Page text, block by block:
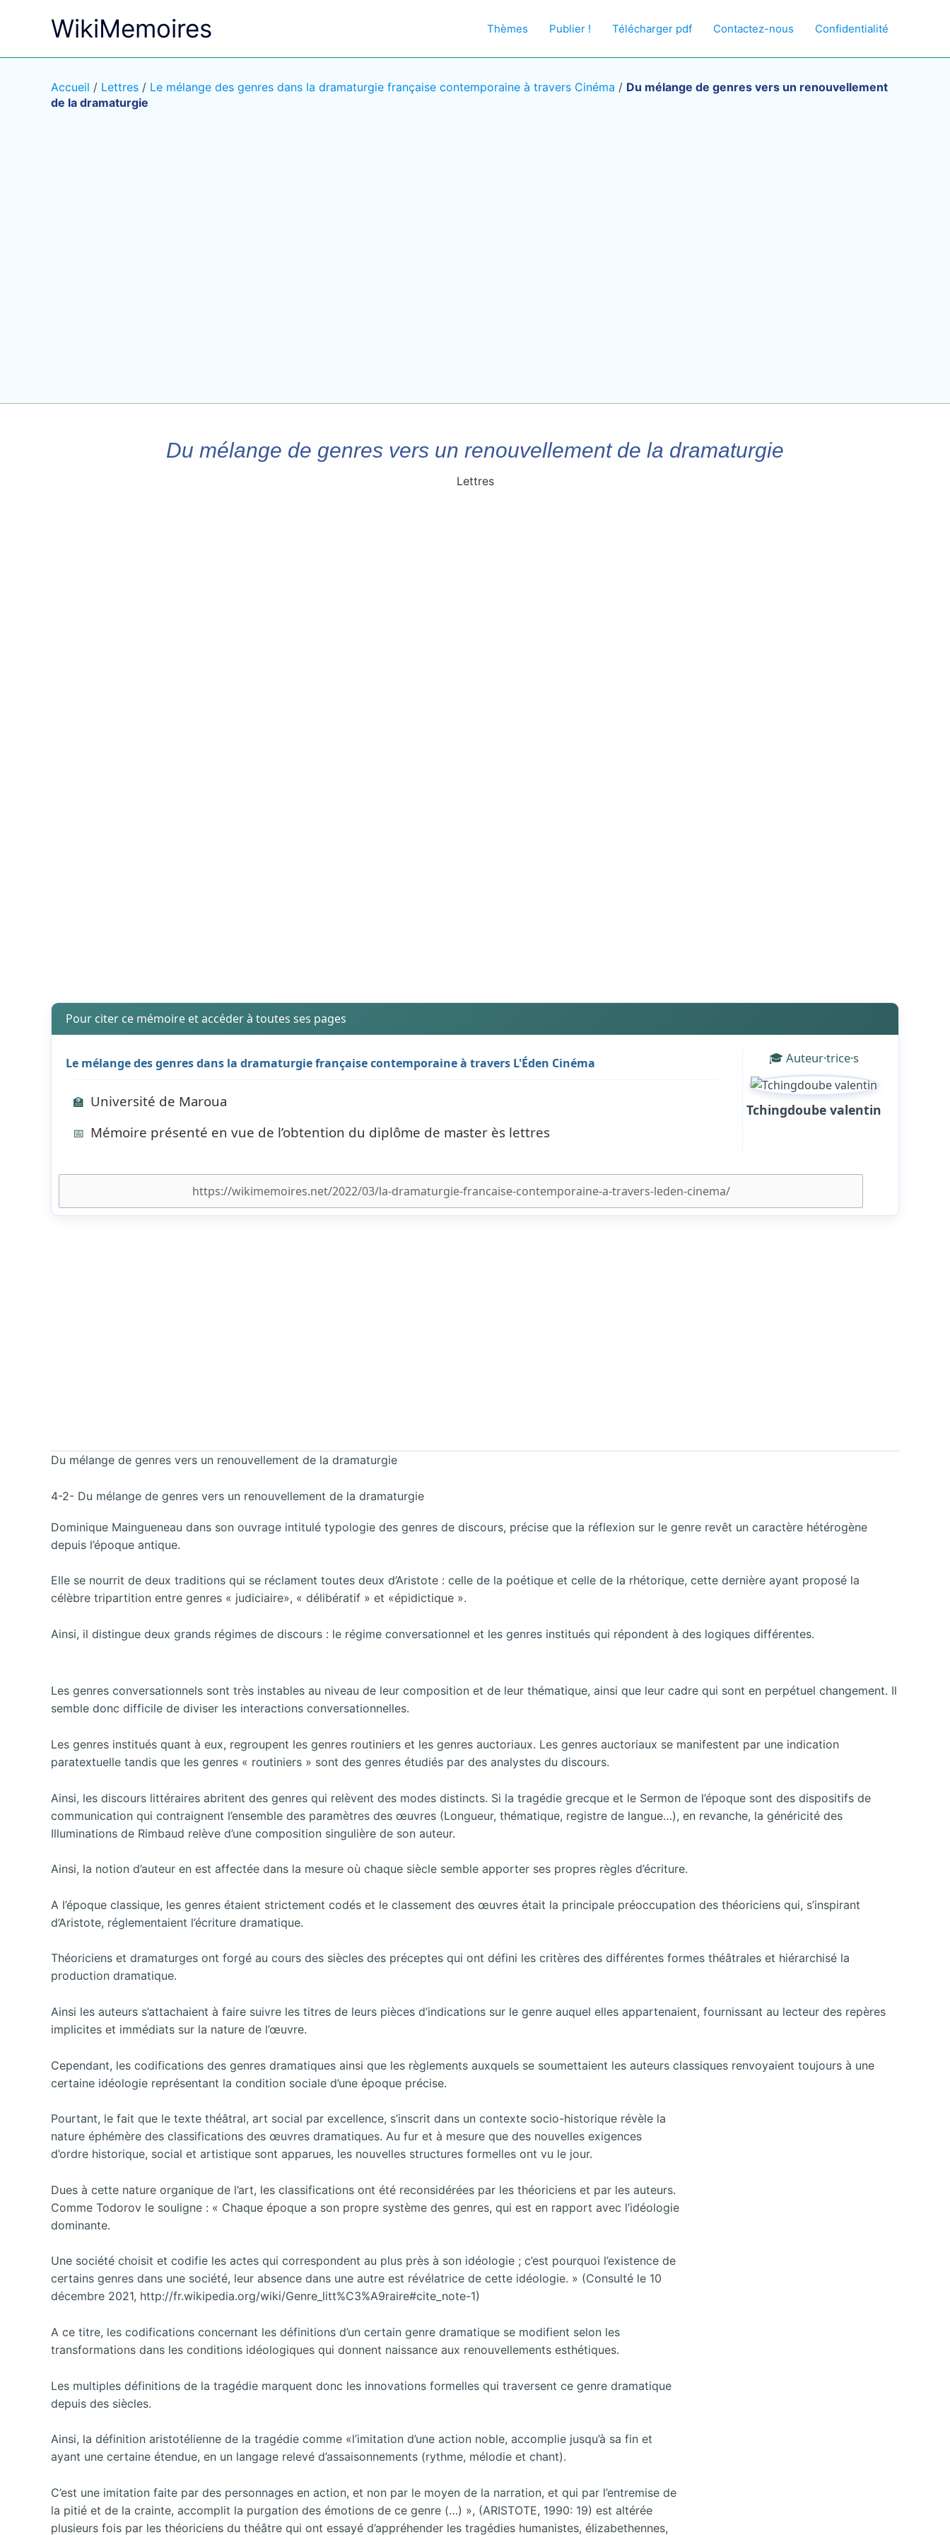
WikiMemoires Thèmes Publier ! Télécharger pdf Contactez-nous Confidentialité
Accueil / Lettres / Le mélange des genres dans la dramaturgie française contemporaine à travers Cinéma / Du mélange de genres vers un renouvellement
de la dramaturgie
Du mélange de genres vers un renouvellement de la dramaturgie
Lettres
Pour citer ce mémoire et accéder à toutes ses pages
Le mélange des genres dans la dramaturgie française contemporaine à travers L'Éden Cinéma
🏫 Université de Maroua
📅 Mémoire présenté en vue de l’obtention du diplôme de master ès lettres
🎓 Auteur·trice·s
Tchingdoube valentin
Du mélange de genres vers un renouvellement de la dramaturgie
4-2- Du mélange de genres vers un renouvellement de la dramaturgie
Dominique Maingueneau dans son ouvrage intitulé typologie des genres de discours, précise que la réflexion sur le genre revêt un caractère hétérogène
depuis l’époque antique.
Elle se nourrit de deux traditions qui se réclament toutes deux d’Aristote : celle de la poétique et celle de la rhétorique, cette dernière ayant proposé la
célèbre tripartition entre genres « judiciaire», « délibératif » et «épidictique ».
Ainsi, il distingue deux grands régimes de discours : le régime conversationnel et les genres institués qui répondent à des logiques différentes.
Les genres conversationnels sont très instables au niveau de leur composition et de leur thématique, ainsi que leur cadre qui sont en perpétuel changement. Il
semble donc difficile de diviser les interactions conversationnelles.
Les genres institués quant à eux, regroupent les genres routiniers et les genres auctoriaux. Les genres auctoriaux se manifestent par une indication
paratextuelle tandis que les genres « routiniers » sont des genres étudiés par des analystes du discours.
Ainsi, les discours littéraires abritent des genres qui relèvent des modes distincts. Si la tragédie grecque et le Sermon de l’époque sont des dispositifs de
communication qui contraignent l’ensemble des paramètres des œuvres (Longueur, thématique, registre de langue…), en revanche, la généricité des
Illuminations de Rimbaud relève d’une composition singulière de son auteur.
Ainsi, la notion d’auteur en est affectée dans la mesure où chaque siècle semble apporter ses propres règles d’écriture.
A l’époque classique, les genres étaient strictement codés et le classement des œuvres était la principale préoccupation des théoriciens qui, s’inspirant
d’Aristote, réglementaient l’écriture dramatique.
Théoriciens et dramaturges ont forgé au cours des siècles des préceptes qui ont défini les critères des différentes formes théâtrales et hiérarchisé la
production dramatique.
Ainsi les auteurs s’attachaient à faire suivre les titres de leurs pièces d’indications sur le genre auquel elles appartenaient, fournissant au lecteur des repères
implicites et immédiats sur la nature de l’œuvre.
Cependant, les codifications des genres dramatiques ainsi que les règlements auxquels se soumettaient les auteurs classiques renvoyaient toujours à une
certaine idéologie représentant la condition sociale d’une époque précise.
Pourtant, le fait que le texte théâtral, art social par excellence, s’inscrit dans un contexte socio-historique révèle la
nature éphémère des classifications des œuvres dramatiques. Au fur et à mesure que des nouvelles exigences
d’ordre historique, social et artistique sont apparues, les nouvelles structures formelles ont vu le jour.
Dues à cette nature organique de l’art, les classifications ont été reconsidérées par les théoriciens et par les auteurs.
Comme Todorov le souligne : « Chaque époque a son propre système des genres, qui est en rapport avec l’idéologie
dominante.
Une société choisit et codifie les actes qui correspondent au plus près à son idéologie ; c’est pourquoi l’existence de
certains genres dans une société, leur absence dans une autre est révélatrice de cette idéologie. » (Consulté le 10
décembre 2021, http://fr.wikipedia.org/wiki/Genre_litt%C3%A9raire#cite_note-1)
A ce titre, les codifications concernant les définitions d’un certain genre dramatique se modifient selon les
transformations dans les conditions idéologiques qui donnent naissance aux renouvellements esthétiques.
Les multiples définitions de la tragédie marquent donc les innovations formelles qui traversent ce genre dramatique
depuis des siècles.
Ainsi, la définition aristotélienne de la tragédie comme «l’imitation d’une action noble, accomplie jusqu’à sa fin et
ayant une certaine étendue, en un langage relevé d’assaisonnements (rythme, mélodie et chant).
C’est une imitation faite par des personnages en action, et non par le moyen de la narration, et qui par l’entremise de
la pitié et de la crainte, accomplit la purgation des émotions de ce genre (…) », (ARISTOTE, 1990: 19) est altérée
plusieurs fois par les théoriciens du théâtre qui ont essayé d’appréhender les tragédies humanistes, élizabethennes,